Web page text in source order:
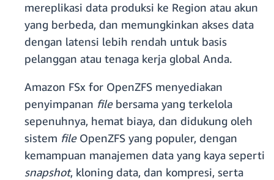
mereplikasi data produksi ke Region atau akun
yang berbeda, dan memungkinkan akses data
dengan latensi lebih rendah untuk basis
pelanggan atau tenaga kerja global Anda.
Amazon FSx for OpenZFS menyediakan
penyimpanan file bersama yang terkelola
sepenuhnya, hemat biaya, dan didukung oleh
sistem file OpenZFS yang populer, dengan
kemampuan manajemen data yang kaya seperti
snapshot, kloning data, dan kompresi, serta